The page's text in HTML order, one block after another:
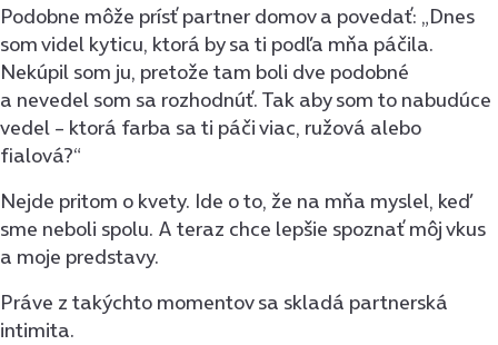
Podobne môže prísť partner domov a povedať: „Dnes
som videl kyticu, ktorá by sa ti podľa mňa páčila.
Nekúpil som ju, pretože tam boli dve podobné
a nevedel som sa rozhodnúť. Tak aby som to nabudúce
vedel – ktorá farba sa ti páči viac, ružová alebo
fialová?“
Nejde pritom o kvety. Ide o to, že na mňa myslel, keď
sme neboli spolu. A teraz chce lepšie spoznať môj vkus
a moje predstavy.
Práve z takýchto momentov sa skladá partnerská
intimita.